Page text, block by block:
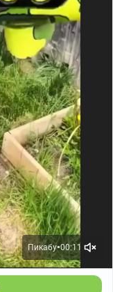
Пикабу●00:11